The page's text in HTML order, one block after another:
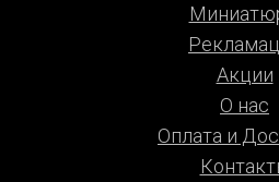
Акции
О нас
Оплата и